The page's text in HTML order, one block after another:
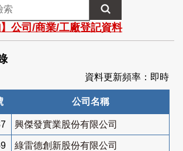
】公司/商業/工廠登記資料
資料更新頻率：即時
公司名稱
興傑發實業股份有限公司
綠雷德創新股份有限公司